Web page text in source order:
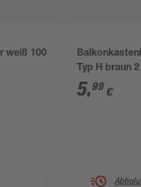
weiß 100
Typ H braun
5,99 €